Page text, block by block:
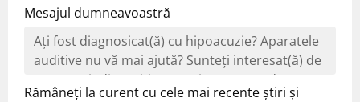
Mesajul dumneavoastră
Rămâneți la curent cu cele mai recente știri și